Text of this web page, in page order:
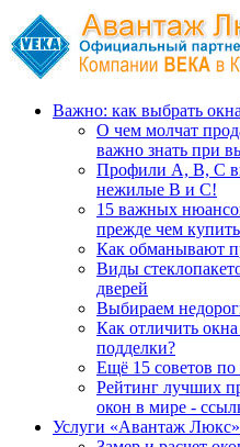
Важно: как выбрать
О чем молчат
важно знать при
Профили А, В, С
нежилые В и С!
15 важных
прежде чем
Как обманывают
Виды
дверей
Выбираем
Как отличить
подделки?
Ещё 15 советов
Рейтинг лучших
окон в мире -
Услуги «Авантаж Люкс»